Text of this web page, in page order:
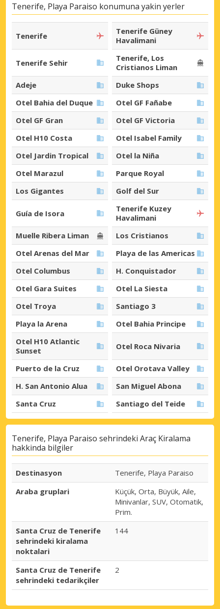
Tenerife, Playa Paraiso konumuna yakin yerler
Tenerife
Tenerife Güney
Havalimani
Tenerife Sehir
Tenerife, Los
Cristianos Liman
Adeje
Duke Shops
Otel Bahia del Duque
Otel GF Fañabe
Otel GF Gran
Otel GF Victoria
Otel H10 Costa
Otel Isabel Family
Otel Jardin Tropical
Otel la Niña
Otel Marazul
Parque Royal
Los Gigantes
Golf del Sur
Guía de Isora
Tenerife Kuzey
Havalimani
Muelle Ribera Liman
Los Cristianos
Otel Arenas del Mar
Playa de las Americas
Otel Columbus
H. Conquistador
Otel Gara Suites
Otel La Siesta
Otel Troya
Santiago 3
Playa la Arena
Otel Bahia Principe
Otel H10 Atlantic
Sunset
Otel Roca Nivaria
Puerto de la Cruz
Otel Orotava Valley
H. San Antonio Alua
San Miguel Abona
Santa Cruz
Santiago del Teide
Tenerife, Playa Paraiso sehrindeki Araç Kiralama
hakkinda bilgiler
Destinasyon
Tenerife, Playa Paraiso
Araba gruplari
Küçük, Orta, Büyük, Aile,
Minivanlar, SUV, Otomatik,
Prim.
Santa Cruz de Tenerife
sehrindeki kiralama
noktalari
144
Santa Cruz de Tenerife
sehrindeki tedarikçiler
2